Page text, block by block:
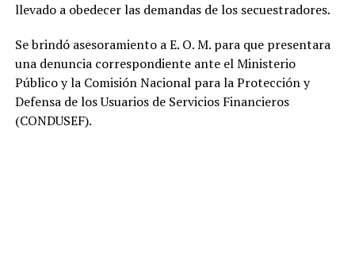
llevado a obedecer las demandas de los secuestradores.
Se brindó asesoramiento a E. O. M. para que presentara
una denuncia correspondiente ante el Ministerio
Público y la Comisión Nacional para la Protección y
Defensa de los Usuarios de Servicios Financieros
(CONDUSEF).